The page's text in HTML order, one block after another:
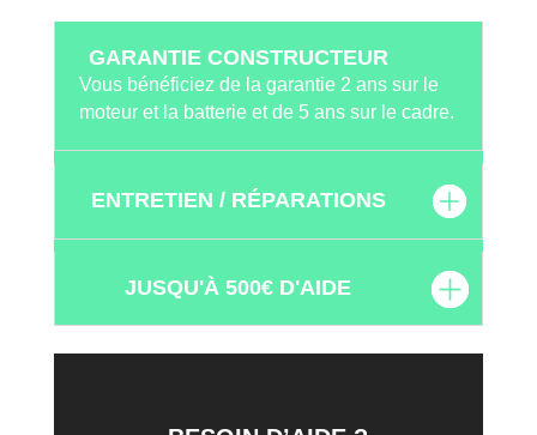
GARANTIE CONSTRUCTEUR
Vous bénéficiez de la garantie 2 ans sur le
moteur et la batterie et de 5 ans sur le cadre.
ENTRETIEN / RÉPARATIONS
JUSQU'À 500€ D'AIDE